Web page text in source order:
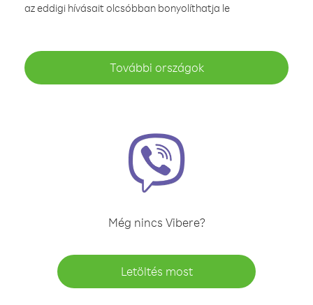
az eddigi hívásait olcsóbban bonyolíthatja le
További országok
Még nincs Vibere?
Letöltés most